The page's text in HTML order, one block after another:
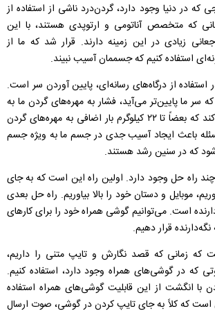
که در دنیا وجود دارد، گردن‌درد ناشی از استفاده از
که متخصص آناتومی و ارتوپدی هستند، با این
زیادی در این زمینه دارند. قرار شد که ما از
استفاده کنیم که جسممان آسیب نبیند.
از درگاه‌های رسانه‌ای، پایین آوردن سر است.
سر ما پایین‌تر می‌آید، فشار به مهره‌های گردن ما به
شدت افزایش پیدا می‌کند که بعضاً تا ۲۲ کیلوگرم بار اضافی به مهره‌های گردن
باعث ایجاد آسیب جدی در جسم ما به ویژه جسم
که در سنین رشد هستند.
راه حل وجود دارد. اولین راه این است که به جای
موبایل و دستان خود را بالا بیاوریم. راه حل بعدی
است. می‌توانیم گوشی همراه خود را برای کارهای
قرار دهیم.
که زمانی که قصد نگارش و تایپ متنی را داریم،
که در گوشی‌های همراه وجود دارد، استفاده کنیم.
با انگشت از این قابلیت گوشی‌های همراه استفاده
است که کلاً به جای تایپ کردن در گوشی، صوت ارسال